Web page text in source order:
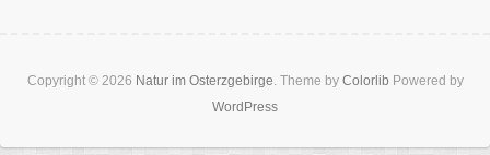
Copyright © 2026 Natur im Osterzgebirge. Theme by Colorlib Powered by
WordPress